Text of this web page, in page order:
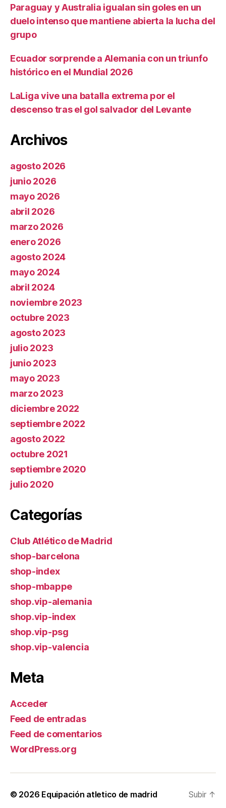
Paraguay y Australia igualan sin goles en un
duelo intenso que mantiene abierta la lucha del
grupo
Ecuador sorprende a Alemania con un triunfo
histórico en el Mundial 2026
LaLiga vive una batalla extrema por el
descenso tras el gol salvador del Levante
Archivos
agosto 2026
junio 2026
mayo 2026
abril 2026
marzo 2026
enero 2026
agosto 2024
mayo 2024
abril 2024
noviembre 2023
octubre 2023
agosto 2023
julio 2023
junio 2023
mayo 2023
marzo 2023
diciembre 2022
septiembre 2022
agosto 2022
octubre 2021
septiembre 2020
julio 2020
Categorías
Club Atlético de Madrid
shop-barcelona
shop-index
shop-mbappe
shop.vip-alemania
shop.vip-index
shop.vip-psg
shop.vip-valencia
Meta
Acceder
Feed de entradas
Feed de comentarios
WordPress.org
© 2026 Equipación atletico de madrid Subir ↑